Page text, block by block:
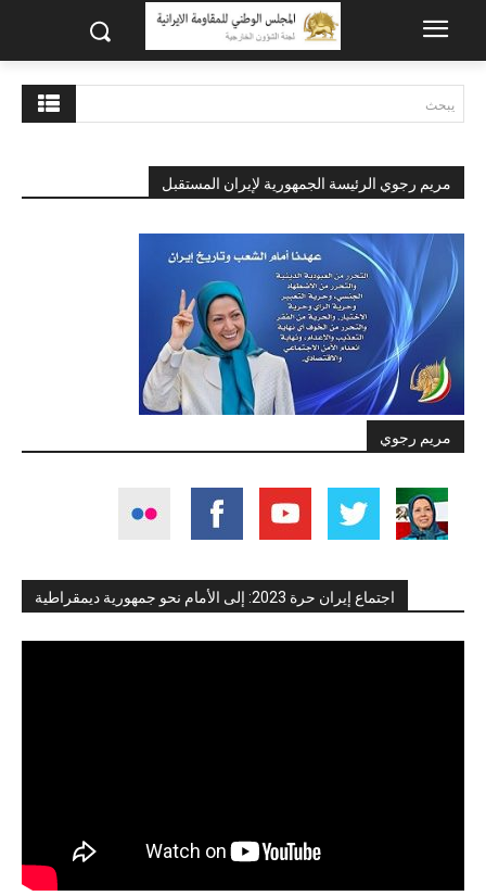
يبحث
مريم رجوي الرئيسة الجمهورية لإيران المستقبل
مريم رجوي
اجتماع إيران حرة 2023: إلى الأمام نحو جمهورية ديمقراطية